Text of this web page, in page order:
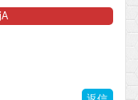
【ウマ娘】生足ヘソだしマーメイドな水着ダンツ「あぁ～、好き」